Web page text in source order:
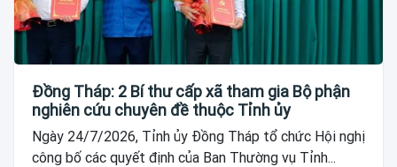
Đồng Tháp: 2 Bí thư cấp xã tham gia Bộ phận
nghiên cứu chuyên đề thuộc Tỉnh ủy
Ngày 24/7/2026, Tỉnh ủy Đồng Tháp tổ chức Hội nghị
công bố các quyết định của Ban Thường vụ Tỉnh...